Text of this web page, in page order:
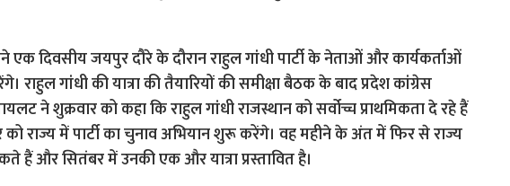
एक दिवसीय जयपुर दौरे के दौरान राहुल गांधी पार्टी के नेताओं और कार्यकर्ताओं
राहुल गांधी की यात्रा की तैयारियों की समीक्षा बैठक के बाद प्रदेश कांग्रेस
ने शुक्रवार को कहा कि राहुल गांधी राजस्थान को सर्वोच्च प्राथमिकता दे रहे हैं
राज्य में पार्टी का चुनाव अभियान शुरू करेंगे। वह महीने के अंत में फिर से राज्य
हैं और सितंबर में उनकी एक और यात्रा प्रस्तावित है।